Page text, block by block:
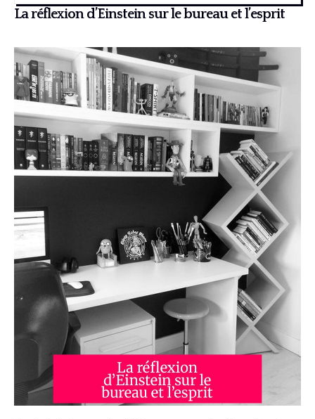
La réflexion d’Einstein sur le bureau et l’esprit